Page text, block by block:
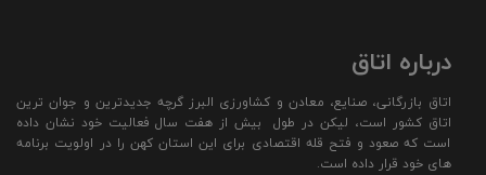
درباره اتاق
اتاق بازرگانی، صنایع، معادن و کشاورزی البرز گرچه جدیدترین و جوان ترین
اتاق کشور است، لیکن در طول بیش از هفت سال فعالیت خود نشان داده
است که صعود و فتح قله اقتصادی برای این استان کهن را در اولویت برنامه
های خود قرار داده است.